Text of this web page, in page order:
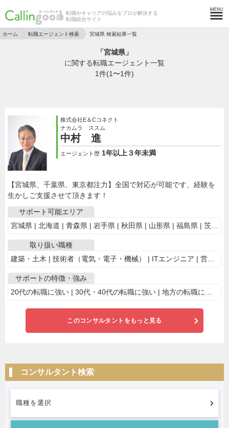
転職やキャリアの悩みをプロが解決する
転職総合サイト
ホーム 転職エージェント検索 宮城県 検索結果一覧
「宮城県」
に関する転職エージェント一覧
1件(1〜1件)
株式会社E＆Cコネクト
ナカムラ ススム
中村 進
エージェント歴 1年以上３年未満
【宮城県、千葉県、東京都注力】全国で対応が可能です、経験を
生かしご支援させて頂きます！
サポート可能エリア
取り扱い職種
サポートの特徴・強み
このコンサルタントをもっと見る
コンサルタント検索
職種を選択